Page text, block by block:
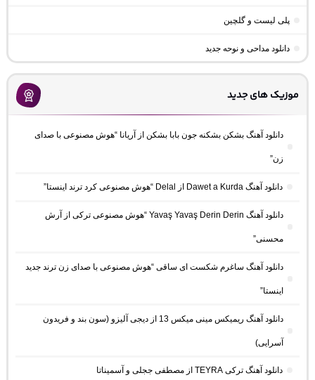
پلی لیست و گلچین
دانلود مداحی و نوحه جدید
موزیک های جدید
دانلود آهنگ بشکن بشکنه جون بابا بشکن از آریانا “هوش مصنوعی با صدای
زن”
دانلود آهنگ Dawet a Kurda از Delal “هوش مصنوعی کرد ترند اینستا”
دانلود آهنگ Yavaş Yavaş Derin Derin “هوش مصنوعی ترکی از آرش
محسنی”
دانلود آهنگ ساغرم شکست ای ساقی “هوش مصنوعی با صدای زن ترند جدید
اینستا”
دانلود آهنگ ریمیکس مینی میکس 13 از دیجی آلیزو (سون بند و فریدون
آسرایی)
دانلود آهنگ ترکی TEYRA از مصطفی ججلی و آسمیناتا